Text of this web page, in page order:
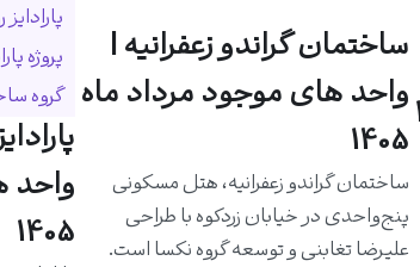
ساختمان گراندو زعفرانیه |
واحد های موجود مرداد ماه
1405
ساختمان گراندو زعفرانیه، هتل مسکونی
پنج‌واحدی در خیابان زردکوه با طراحی
علیرضا تغابنی و توسعه گروه نکسا است.
پروژه
گروه
واحد
1405